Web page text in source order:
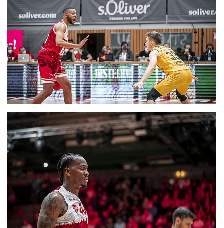
WÜRZBURG-BASKETS-DYN
AKADEMIE